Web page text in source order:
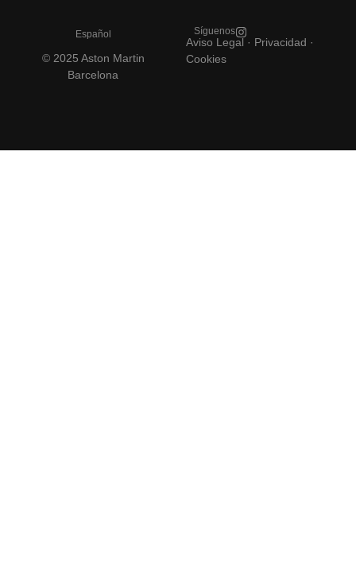
Español
© 2025 Aston Martin
Barcelona
Síguenos
Aviso Legal · Privacidad ·
Cookies